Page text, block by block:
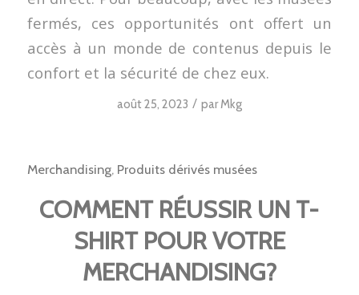
fermés, ces opportunités ont offert un
accès à un monde de contenus depuis le
confort et la sécurité de chez eux.
août 25, 2023 / parMkg
Merchandising, Produits dérivés musées
COMMENT RÉUSSIR UN T-
SHIRT POUR VOTRE
MERCHANDISING?